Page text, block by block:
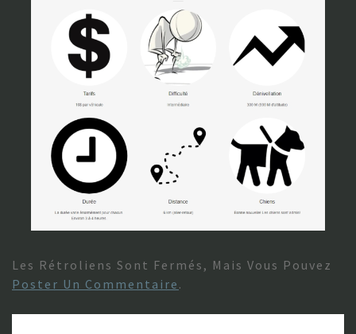
Les Rétroliens Sont Fermés, Mais Vous Pouvez
Poster Un Commentaire .